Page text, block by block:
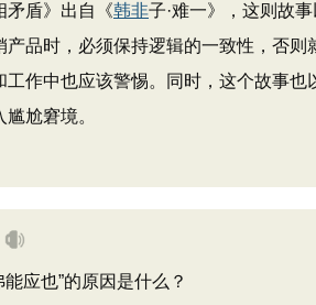
盾》出自《韩非子·难一》，这则故
产品时，必须保持逻辑的一致性，否
工作中也应该警惕。同时，这个故事
尬窘境。
能应也”的原因是什么？